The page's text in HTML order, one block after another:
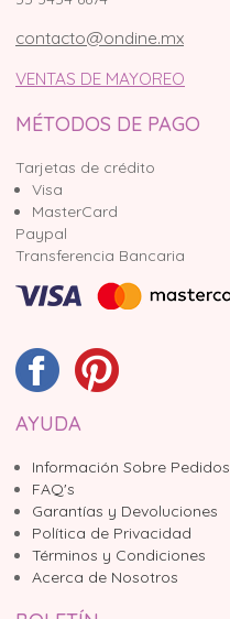
contacto@ondine.mx
VENTAS DE MAYOREO
MÉTODOS DE PAGO
Tarjetas de crédito
Visa
MasterCard
Paypal
Transferencia Bancaria
AYUDA
Información Sobre Pedidos
FAQ's
Garantías y Devoluciones
Política de Privacidad
Términos y Condiciones
Acerca de Nosotros